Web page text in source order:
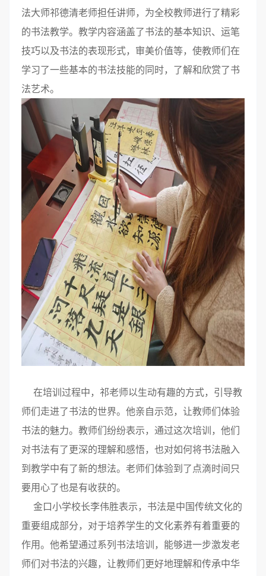
法大师祁德清老师担任讲师，为全校教师进行了精彩
的书法教学。教学内容涵盖了书法的基本知识、运笔
技巧以及书法的表现形式，审美价值等，使教师们在
学习了一些基本的书法技能的同时，了解和欣赏了书
法艺术。
在培训过程中，祁老师以生动有趣的方式，引导教
师们走进了书法的世界。他亲自示范，让教师们体验
书法的魅力。教师们纷纷表示，通过这次培训，他们
对书法有了更深的理解和感悟，也对如何将书法融入
到教学中有了新的想法。老师们体验到了点滴时间只
要用心了也是有收获的。
金口小学校长李伟胜表示，书法是中国传统文化的
重要组成部分，对于培养学生的文化素养有着重要的
作用。他希望通过系列书法培训，能够进一步激发老
师们对书法的兴趣，让教师们更好地理解和传承中华